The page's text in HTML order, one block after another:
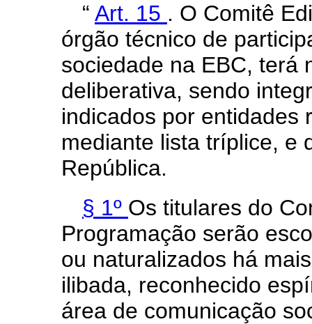
“ Art. 15 . O Comitê
órgão técnico de
sociedade na EBC, terá
deliberativa, sendo
indicados por entidades
mediante lista tríplice, e
República.
§ 1º Os titulares do
Programação serão
ou naturalizados há
ilibada, reconhecido
área de comunicação